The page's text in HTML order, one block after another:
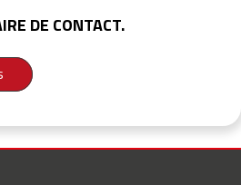
DE CONTACT.